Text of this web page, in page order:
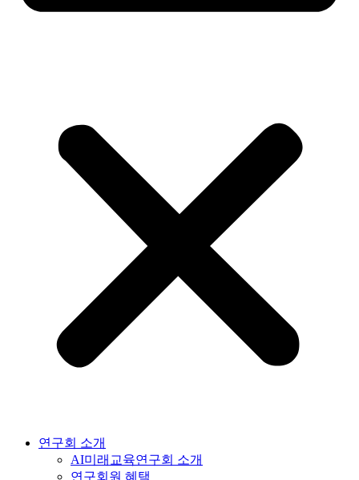
연구회 소개
AI미래교육연구회 소개
연구회원 혜택